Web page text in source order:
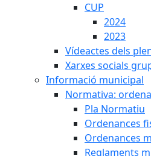
CUP
2024
2023
Vídeactes dels
Xarxes socials
Informació municipal
Normativa:
Pla Normatiu
Ordenances
Ordenances
Reglaments